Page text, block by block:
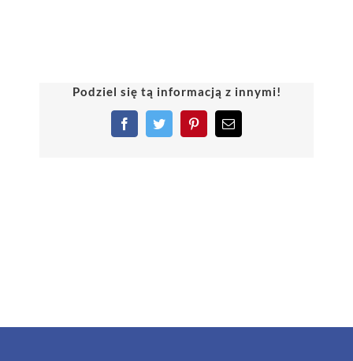
Podziel się tą informacją z innymi!
FacebookTwitterPinterestEmail